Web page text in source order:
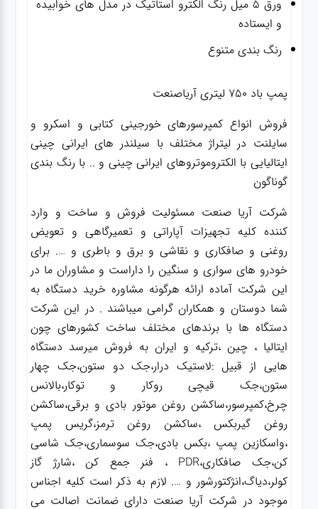
ورق ۵ میل رنگ الکترو استاتیک در مدل های خوابیده
و ایستاده
رنگ بندی متنوع
پمپ باد ۷۵۰ لیتری آریاصنعت
فروش انواع کمپرسورهای خورجینی کتابی و اسکرو و
سایلنت در لیتراژ مختلف با سیلندر های ایرانی چینی
ایتالیایی با الکتروموتروهای ایرانی چینی و .. با رنگ بندی
گوناگون
شرکت آریا صنعت مسئولیت فروش و ساخت و وارد
کننده کلیه تجهیزات آپاراتی و تعمیرگاهی و تعویض
روغنی و صافکاری و نقاشی و برق و باطری و …. برای
خودرو های سواری و سنگین را داراست و مشاوران ما در
این شرکت آماده ارائه هرگونه مشاوره خرید دستگاه به
شما دوستان و همکاران گرامی میباشند . در این شرکت
دستگاه ها با برندهای مختلف ساخت کشورهای چون
ایتالیا ، چین ،ترکیه و ایران به فروش میرسد دستگاه
هایی از قبیل :لاستیک درار،جک دو ستون،جک چهار
ستون،جک قیچی روکار و توکار،بالانس
چرخ،کمپرسور،ساکشن روغن موتور بادی و برقی،ساکشن
روغن گیربکس ،ساکشن روغن ترمز،گریس پمپ
،واسکازین پمپ ،بکس بادی،جک سوسماری،جک شاسی
کن،جک صافکاری،PDR ، فنر جمع کن ،شارژ گاز
کولر،دیاگ،انژکتورشور و …. لازم به ذکر است کلیه اجناس
موجود در شرکت آریا صنعت دارای ضمانت اصالت می